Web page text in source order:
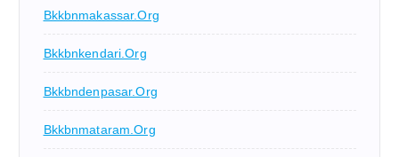
Bkkbnmakassar.org
Bkkbnkendari.org
Bkkbndenpasar.org
Bkkbnmataram.org